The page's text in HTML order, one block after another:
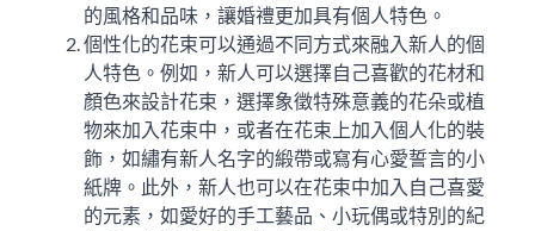
的風格和品味，讓婚禮更加具有個人特色。
個性化的花束可以通過不同方式來融入新人的個
人特色。例如，新人可以選擇自己喜歡的花材和
顏色來設計花束，選擇象徵特殊意義的花朵或植
物來加入花束中，或者在花束上加入個人化的裝
飾，如繡有新人名字的緞帶或寫有心愛誓言的小
紙牌。此外，新人也可以在花束中加入自己喜愛
的元素，如愛好的手工藝品、小玩偶或特別的紀